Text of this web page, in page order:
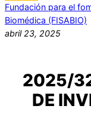
Fundación para el
Biomédica (FISABIO)
abril 23, 2025
2025/
DE